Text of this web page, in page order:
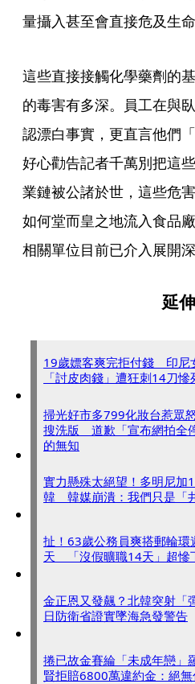
量攝入甚至會直接危及生命
這些直接接觸化學藥劑的
的毒害有多深。員工在與
認漂白事實，更直言他們
好心勸告記者千萬別把這
業鏈被公諸於世，這些危
如何堂而皇之地流入食品
相關單位目前已介入展開深
延
19歲嫖客爽完拒付錢 印尼
「討皮肉錢」遭狂刺14刀慘
掃光好市多799化妝台惹眾
搜洗版 道歉「宣布網拍全
的無知
實力懸殊太絕望！多明尼加
韓 韓媒崩潰：我們只是「
扯！63歲公務員爽搭郵輪環
天 「沒假曠職14天」超慘
金正恩又發飆？北韓突射「
日防衛省證實墜海急發警告
捲已故金賽綸「未成年戀
賢拒賠6800萬違約金：絕